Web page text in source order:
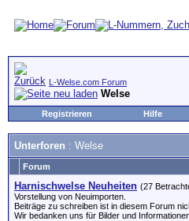
L-Welse.com Forum
Welse
Registrieren Hilfe
Unterforen : Welse
Forum
Harnischwelse Neuheiten (27
Vorstellung von Neuimporten.
Beiträge zu schreiben ist in diesem Forum
Wir bedanken uns für Bilder und